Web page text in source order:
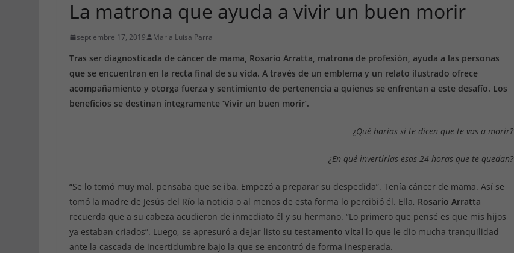
La matrona que ayuda a vivir un buen morir
septiembre 17, 2019 Maria Luisa Parra
Tras ser diagnosticada de cáncer de mama, Rosario Arratta, matrona de profesión, ayuda a las personas
que se encuentran en la recta final de su vida. A través de un emblema y un relato ilustrado ofrece
acompañamiento y otorga fuerza y sentimiento de pertenencia a quienes se enfrentan a este desafío. Los
beneficios se destinan íntegramente ‘Vivir un buen morir’.
¿Qué harías si te dicen que te vas a morir?
¿En qué invertirías esas 24 horas que te quedan?
“Se lo tomó muy mal, pensaba que se iba. Empezó a preparar su despedida”. Tenía cáncer de mama. Así se
tomó la madre de Jesús del Río la noticia o al menos de esta forma lo percibió él. Ella, Rosario Arratta
recuerda que a su cabeza acudieron de inmediato él y su hermano. “Lo primero que pensé es que mis hijos
ya estaban criados”. Luego, se apresuró a dejar listo su testamento vital lo que le dio mucha tranquilidad
ante la cascada de incertidumbre bajo la que se encontró de forma inesperada.